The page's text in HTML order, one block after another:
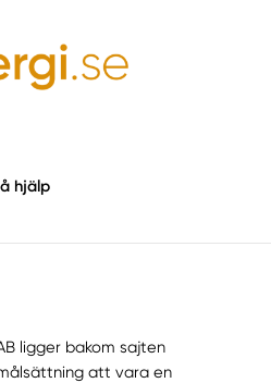
hjälp
ligger bakom sajten
att vara en